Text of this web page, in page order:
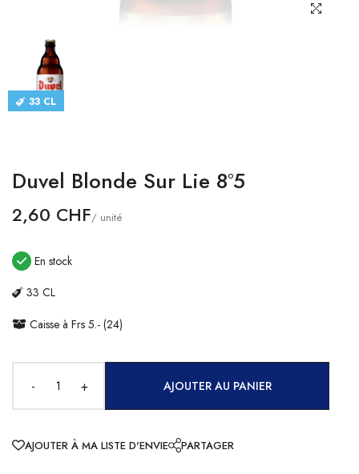
CATALOGUES
CONTACT
Devise
33 CL
Duvel Blonde Sur Lie 8°5
2,60 CHF/ unité
En stock
33 CL
Caisse à Frs 5.- (24)
- + AJOUTER AU PANIER
AJOUTER À MA LISTE D'ENVIE PARTAGER